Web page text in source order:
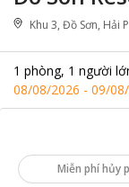
Khu 3, Đồ Sơn, Hải
1 phòng, 1 người
08/08/2026 - 09/
Miễn phí hủy